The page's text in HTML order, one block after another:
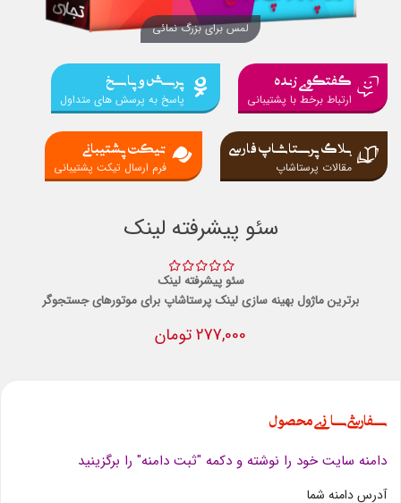
لمس برای بزرگ نمائی
گفتگوی زنده
ارتباط برخط با پشتیبانی
پرسش و پاسخ
پاسخ به پرسش های متداول
بلاگ پرستاشاپ فارسی
مقالات پرستاشاپ
تیکت پشتیبانی
فرم ارسال تیکت پشتیبانی
سئو پیشرفته لینک
سئو پیشرفته لینک
برترین ماژول بهینه سازی لینک پرستاشاپ برای موتورهای جستجوگر
277,000 تومان
سفارشی سازی محصول
دامنه سایت خود را نوشته و دکمه "ثبت دامنه" را برگزینید
آدرس دامنه شما